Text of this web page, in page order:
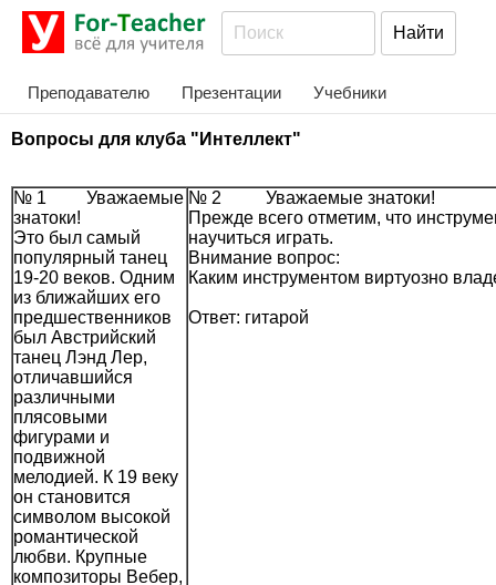
Преподавателю Презентации Учебники
Вопросы для клуба "Интеллект"
№ 1 Уважаемые
знатоки!
Это был самый
популярный танец
19-20 веков. Одним
из ближайших его
предшественников
был Австрийский
танец Лэнд Лер,
отличавшийся
различными
плясовыми
фигурами и
подвижной
мелодией. К 19 веку
он становится
символом высокой
романтической
любви. Крупные
композиторы Вебер,
№ 2 Уважаемые знатоки!
Прежде всего отметим, что
научиться играть.
Внимание вопрос:
Каким инструментом виртуозно
Ответ: гитарой